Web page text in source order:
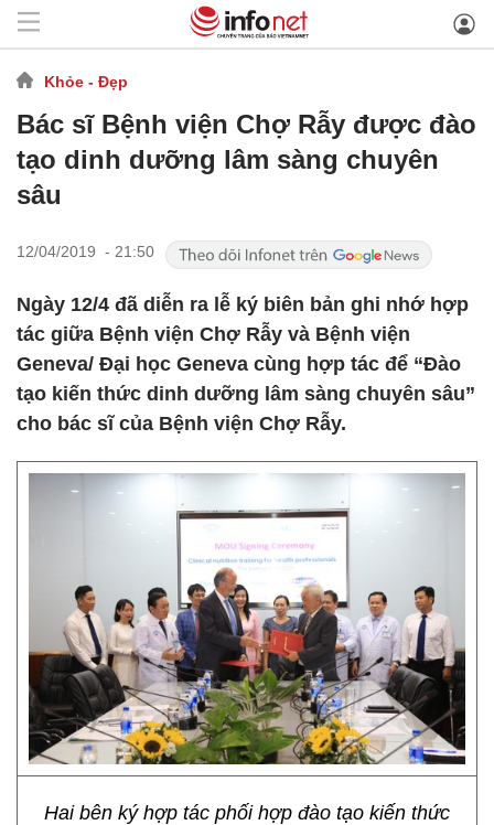
Khỏe - Đẹp
Bác sĩ Bệnh viện Chợ Rẫy được đào
tạo dinh dưỡng lâm sàng chuyên
sâu
12/04/2019 - 21:50
Ngày 12/4 đã diễn ra lễ ký biên bản ghi nhớ hợp
tác giữa Bệnh viện Chợ Rẫy và Bệnh viện
Geneva/ Đại học Geneva cùng hợp tác để “Đào
tạo kiến thức dinh dưỡng lâm sàng chuyên sâu”
cho bác sĩ của Bệnh viện Chợ Rẫy.
Hai bên ký hợp tác phối hợp đào tạo kiến thức